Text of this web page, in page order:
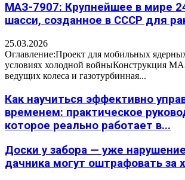
МАЗ-7907: Крупнейшее в мире
шасси, созданное в СССР для
25.03.2026
Оглавление:Проект для мобильных
условиях холодной войныКонструкция
ведущих колеса и газотурбинная...
Как научиться эффективно
временем: практическое
которое реально работает в...
Доски у забора — уже
дачника могут оштрафовать за